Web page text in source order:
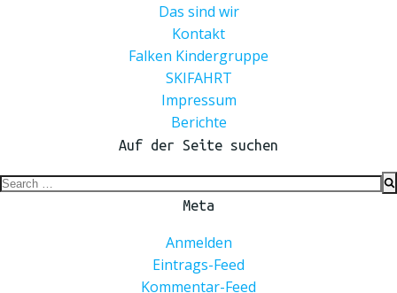
Das sind wir
Kontakt
Falken Kindergruppe
SKIFAHRT
Impressum
Berichte
Auf der Seite suchen
Search
Meta
Anmelden
Eintrags-Feed
Kommentar-Feed